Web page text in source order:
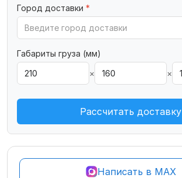
Город доставки *
Габариты груза (мм)
×
×
Рассчитать доставку
Написать в MAX